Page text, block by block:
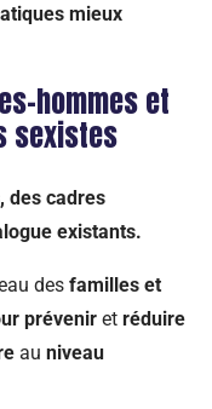
mieux
hommeset
sexistes
des cadres
existants.
des familles et
prévenir et réduire
au niveau